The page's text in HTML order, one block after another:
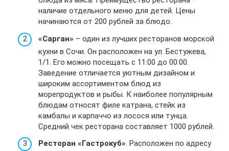
наличие отдельного меню для детей. Цены
начинаются от 200 рублей за блюдо.
«Сарган» – один из лучших ресторанов морской
кухни в Сочи. Он расположен на ул. Бестужева,
1/1. Его можно посещать с 11:00 до 00:00.
Заведение отличается уютным дизайном и
широким ассортиментом блюд из
морепродуктов и рыбы. К наиболее популярным
блюдам относят филе катрана, стейк из
камбалы и карпаччо из лосося или тунца.
Средний чек ресторана составляет 1000 рублей.
Ресторан «Гастрокуб». Расположен по адресу